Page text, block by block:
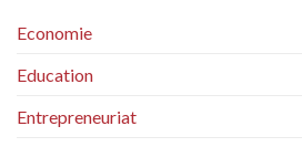
Economie
Education
Entrepreneuriat